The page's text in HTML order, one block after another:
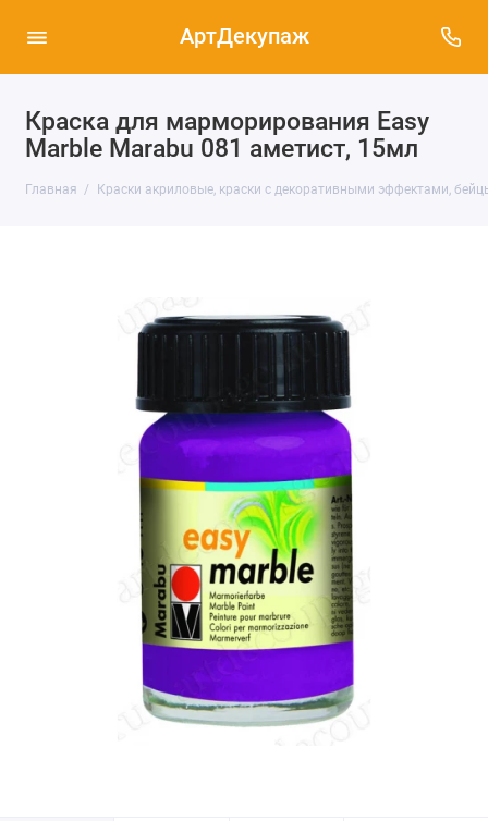
АртДекупаж
Краска для марморирования Easy
Marble Marabu 081 аметист, 15мл
Главная Краски акриловые, краски с декоративными эффектами,